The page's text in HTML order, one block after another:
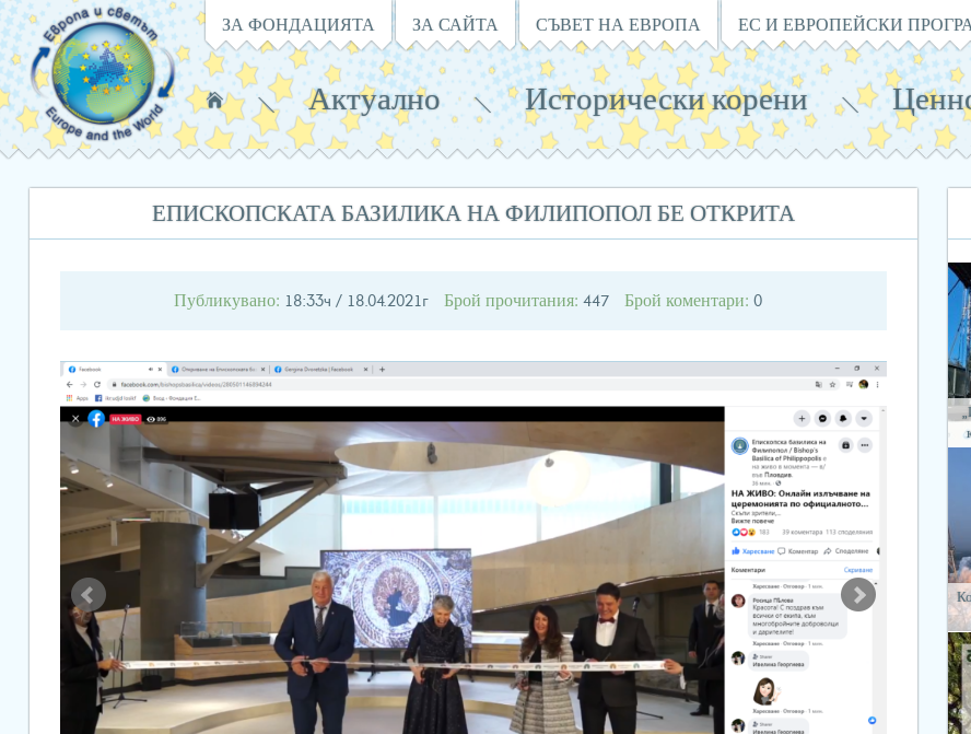
Навигация
ЗА ФОНДАЦИЯТА ЗА САЙТА СЪВЕТ НА ЕВРОПА ЕС И ЕВРОПЕЙСКИ
Намирате
се
Актуално Исторически корени
ЕПИСКОПСКАТА БАЗИЛИКА НА ФИЛИПОПОЛ БЕ ОТКРИТА
Публикувано: 18:33ч / 18.04.2021г Брой прочитания: 447 Брой коментари: 0